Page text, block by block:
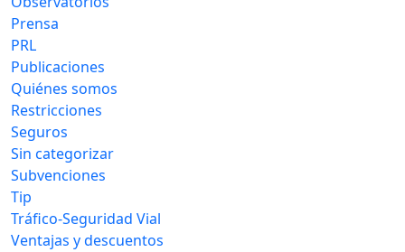
Prensa
PRL
Publicaciones
Quiénes somos
Restricciones
Seguros
Sin categorizar
Subvenciones
Tip
Tráfico-Seguridad Vial
Ventajas y descuentos